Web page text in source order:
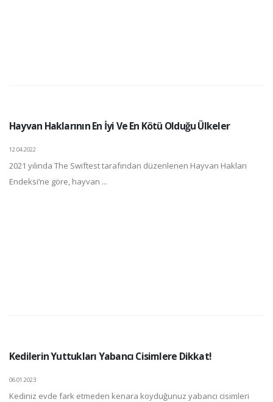
Hayvan Haklarının En İyi Ve En Kötü Olduğu Ülkeler
12.04.2022
2021 yılında The Swiftest tarafından düzenlenen Hayvan Hakları
Endeksi’ne göre, hayvan ...
Kedilerin Yuttukları Yabancı Cisimlere Dikkat!
06.01.2023
Kediniz evde fark etmeden kenara koyduğunuz yabancı cisimleri